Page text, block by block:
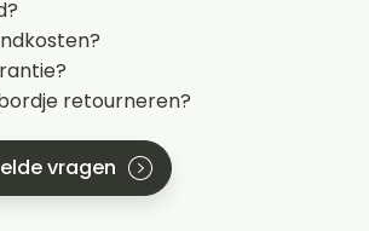
retourneren?
vragen